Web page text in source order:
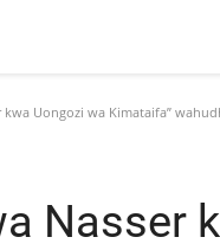
Uongozi wa Kimataifa”
Nasser